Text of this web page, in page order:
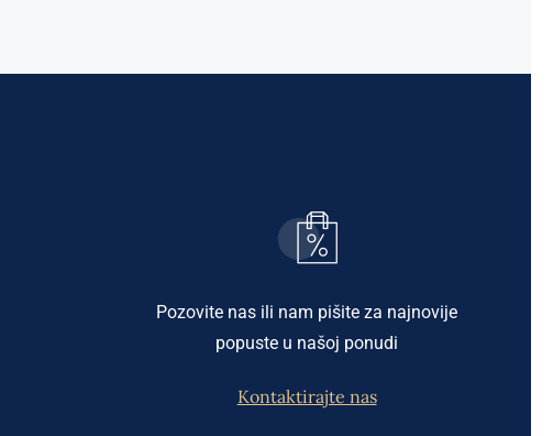
Pozovite nas ili nam pišite za najnovije
popuste u našoj ponudi
Kontaktirajte nas